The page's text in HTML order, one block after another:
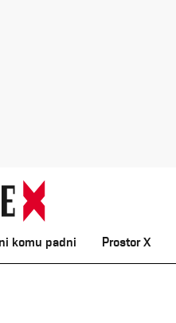
komu padni Prostor X